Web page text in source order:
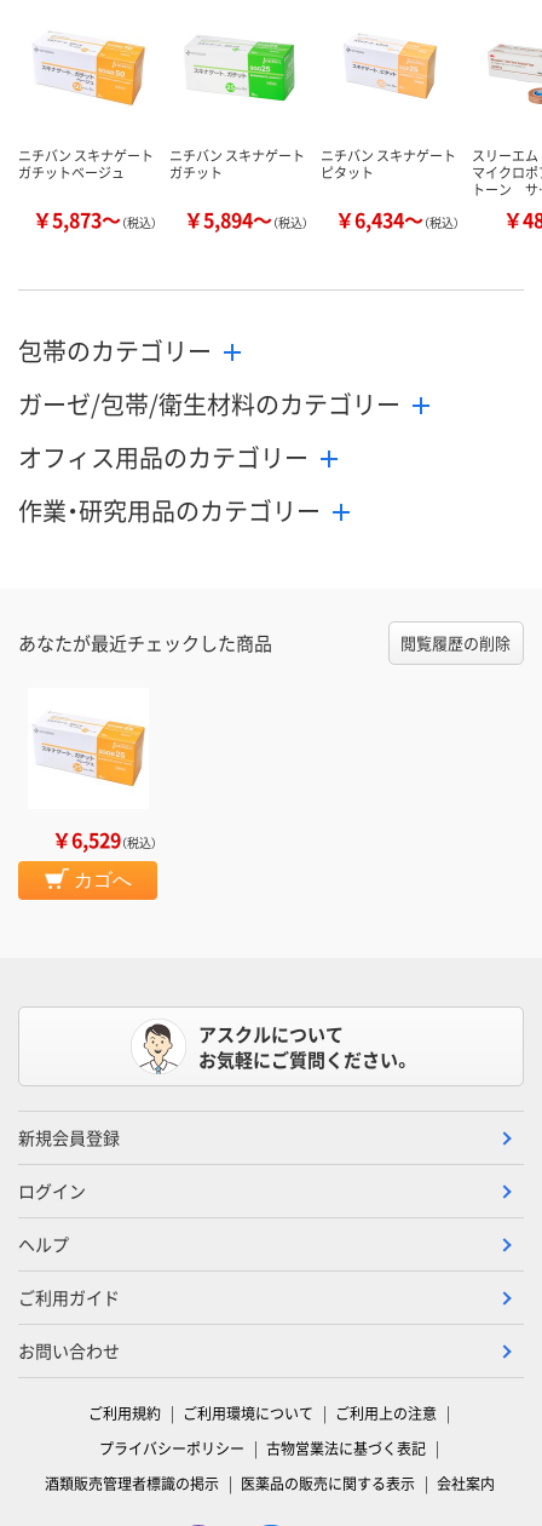
ニチバン スキナゲート
ガチットベージュ
￥5,873～（税込）
ニチバン スキナゲート
ガチット
￥5,894～（税込）
ニチバン スキナゲート
ピタット
￥6,434～（税込）
スリーエ
マイクロポ
トーン
￥
包帯のカテゴリー
ガーゼ/包帯/衛生材料のカテゴリー
オフィス用品のカテゴリー
作業・研究用品のカテゴリー
あなたが最近チェックした商品 閲覧履歴の削除
￥6,529（税込）
カゴへ
アスクルについて
お気軽にご質問ください。
新規会員登録
ログイン
ヘルプ
ご利用ガイド
お問い合わせ
ご利用規約 ご利用環境について
ご利用上の注意
プライバシーポリシー
古物営業法に基づく表記
酒類販売管理者標識の掲示
医薬品の販売に関する表示 会社案内